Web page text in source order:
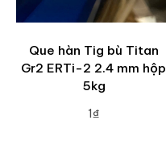
Que hàn Tig bù Titan
Gr2 ERTi-2 2.4 mm hộp
5kg
1₫